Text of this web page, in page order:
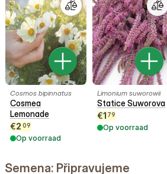
Cosmos bipinnatus
Cosmea
Lemonade
€2 09
Op voorraad
Limonium suworowii
Statice Suworova
€1 79
Op voorraad
Semena: Připravujeme